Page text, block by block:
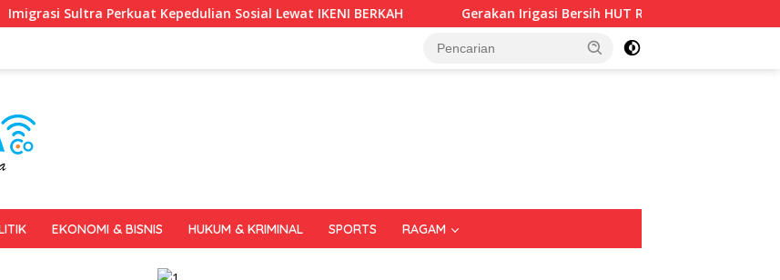
Kepedulian Sosial Lewat IKENI BERKAH Gerakan Irigasi Bersih HUT RI ke-81, Pemkot Kendari dan BWS
EKONOMI & BISNIS HUKUM & KRIMINAL SPORTS RAGAM